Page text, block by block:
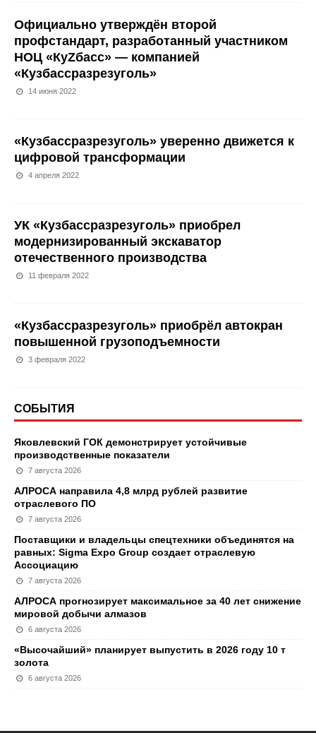
Официально утверждён второй
профстандарт, разработанный участником
НОЦ «КуZбасс» — компанией
«Кузбассразрезуголь»
14 июня 2022
«Кузбассразрезуголь» уверенно движется к
цифровой трансформации
4 апреля 2022
УК «Кузбассразрезуголь» приобрел
модернизированный экскаватор
отечественного производства
11 февраля 2022
«Кузбассразрезуголь» приобрёл автокран
повышенной грузоподъемности
3 февраля 2022
СОБЫТИЯ
Яковлевский ГОК демонстрирует устойчивые
производственные показатели
7 августа 2026
АЛРОСА направила 4,8 млрд рублей развитие
отраслевого ПО
7 августа 2026
Поставщики и владельцы спецтехники объединятся на
равных: Sigma Expo Group создает отраслевую
Ассоциацию
7 августа 2026
АЛРОСА прогнозирует максимальное за 40 лет снижение
мировой добычи алмазов
6 августа 2026
«Высочайший» планирует выпустить в 2026 году 10 т
золота
6 августа 2026